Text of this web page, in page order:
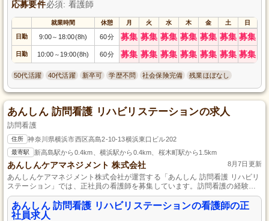
応募要件必須: 看護師
就業時間 休憩 月 火 水 木 金 土 日
日勤 9:00～ 18:00(8h) 60分 募集 募集 募集 募集 募集 募集 募集
日勤 10:00 ～ 19:00(8h) 60分 募集 募集 募集 募集 募集 募集 募集
50代活躍 40代活躍 新卒可 学歴不問 社会保険完備 残業ほぼなし
あんしん 訪問看護 リハビリステーションの求人
訪問看護
住所 神奈川県横浜市西区高島2-10-13横浜東口ビル202
最寄駅 新高島駅から0.4km、横浜駅から0.4km、桜木町駅から1.5km
あんしんケアマネジメント 株式会社 8月7日更新
あんしんケアマネジメント株式会社が運営する「あんしん 訪問看護 リハビリ
ステーション」では、正社員の看護師を募集しています。訪問看護の経験を
活かし、利用者様の生活をサポートするやりがいある職場です。看護の実務
経験がある方、ぜひ私たちと一緒に働きましょう。安心して働ける環境で、
あなたのスキルを存分に発揮してください。ご応募お待ちしています！
あんしん 訪問看護 リハビリステーションの看護師の正
社員求人